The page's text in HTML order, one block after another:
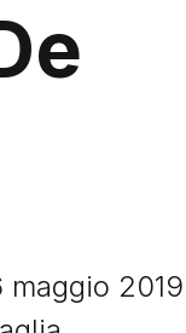
2019